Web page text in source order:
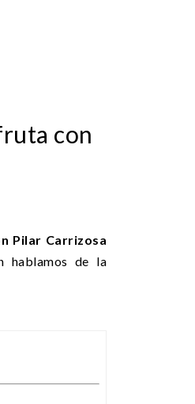
con
Pilar Carrizosa
hablamos de la